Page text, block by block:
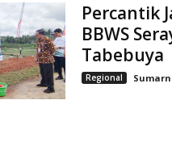
Percantik
BBWS
Tabebuya
Regional